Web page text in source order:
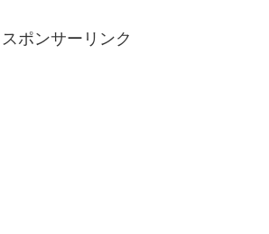
スポンサーリンク